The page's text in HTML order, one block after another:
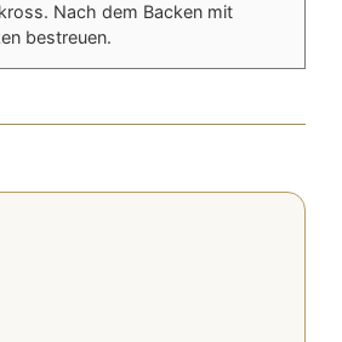
Nach dem Backen mit
bestreuen.